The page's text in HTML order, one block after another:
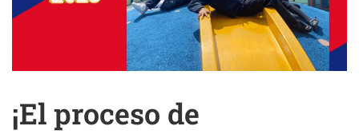
¡El proceso de